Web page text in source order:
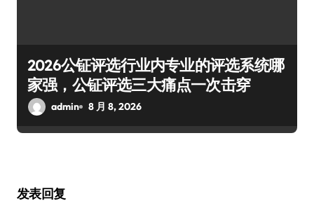
2026公钲评选行业内专业的评选系统哪
家强，公钲评选三大痛点一次击穿
admin 8 月 8, 2026
发表回复